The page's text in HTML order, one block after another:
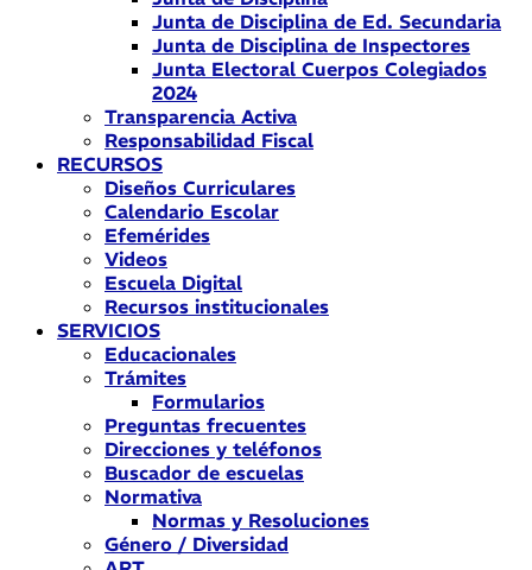
Junta de Disciplina de Ed. Secundaria
Junta de Disciplina de Inspectores
Junta Electoral Cuerpos Colegiados
2024
Transparencia Activa
Responsabilidad Fiscal
RECURSOS
Diseños Curriculares
Calendario Escolar
Efemérides
Videos
Escuela Digital
Recursos institucionales
SERVICIOS
Educacionales
Trámites
Formularios
Preguntas frecuentes
Direcciones y teléfonos
Buscador de escuelas
Normativa
Normas y Resoluciones
Género / Diversidad